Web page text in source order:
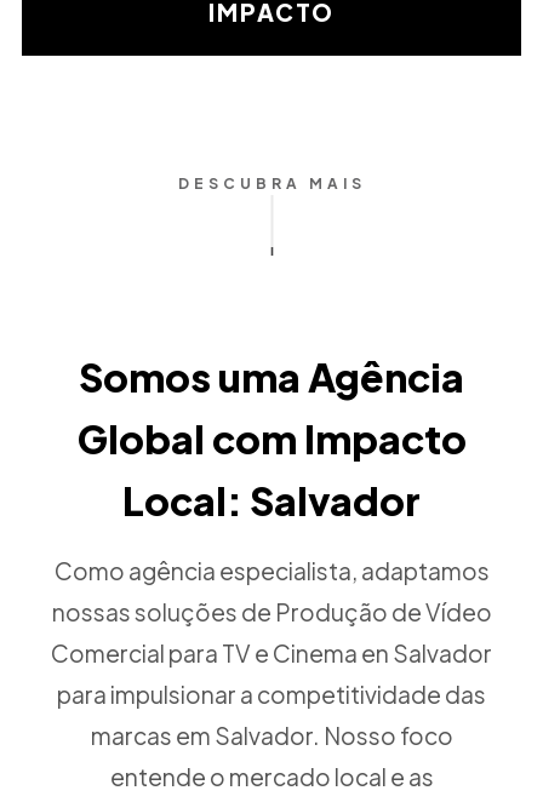
IMPACTO
DESCUBRA MAIS
Somos uma Agência
Global com Impacto
Local: Salvador
Como agência especialista, adaptamos
nossas soluções de Produção de Vídeo
Comercial para TV e Cinema en Salvador
para impulsionar a competitividade das
marcas em Salvador. Nosso foco
entende o mercado local e as